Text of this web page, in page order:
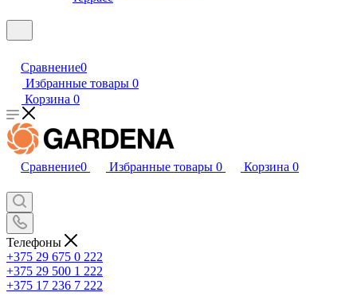
Сравнение0
Избранные товары 0
Корзина 0
Сравнение0 Избранные товары 0 Корзина 0
Телефоны
+375 29 675 0 222
+375 29 500 1 222
+375 17 236 7 222